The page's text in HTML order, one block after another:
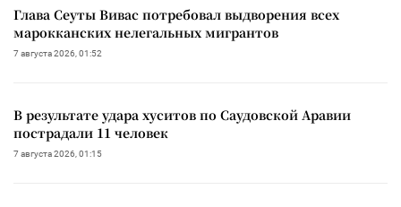
Глава Сеуты Вивас потребовал выдворения всех
марокканских нелегальных мигрантов
7 августа 2026, 01:52
В результате удара хуситов по Саудовской Аравии
пострадали 11 человек
7 августа 2026, 01:15